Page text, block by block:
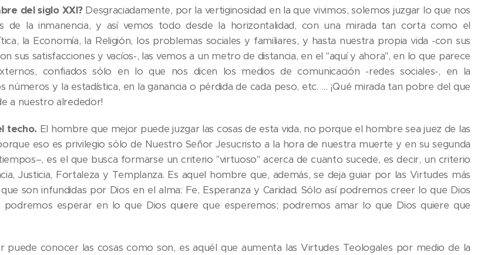
del siglo XXI? Desgraciadamente, por la vertiginosidad en la que vivimos, solemos juzgar lo que nos
de la inmanencia, y así vemos todo desde la horizontalidad, con una mirada tan corta como el
la Economía, la Religión, los problemas sociales y familiares, y hasta nuestra propia vida -con sus
sus satisfacciones y vacíos-, las vemos a un metro de distancia, en el "aquí y ahora", en lo que parece
confiados sólo en lo que nos dicen los medios de comunicación -redes sociales-, en la
números y la estadística, en la ganancia o pérdida de cada peso, etc. … ¡Qué mirada tan pobre del que
a nuestro alrededor!
techo. El hombre que mejor puede juzgar las cosas de esta vida, no porque el hombre sea juez de las
eso es privilegio sólo de Nuestro Señor Jesucristo a la hora de nuestra muerte y en su segunda
es el que busca formarse un criterio "virtuoso" acerca de cuanto sucede, es decir, un criterio
Justicia, Fortaleza y Templanza. Es aquel hombre que, además, se deja guiar por las Virtudes más
son infundidas por Dios en el alma: Fe, Esperanza y Caridad. Sólo así podremos creer lo que Dios
podremos esperar en lo que Dios quiere que esperemos; podremos amar lo que Dios quiere que
puede conocer las cosas como son, es aquél que aumenta las Virtudes Teologales por medio de la